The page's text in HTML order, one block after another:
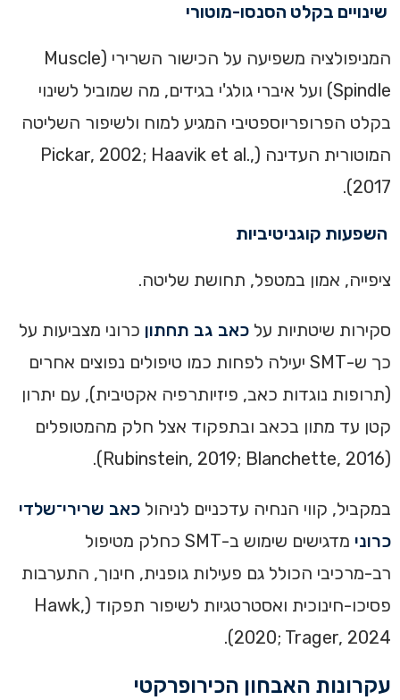
שינויים בקלט הסנסו-מוטורי
המניפולציה משפיעה על הכישור השרירי (Muscle
Spindle) ועל איברי גולג'י בגידים, מה שמוביל לשינוי
בקלט הפרופריוספטיבי המגיע למוח ולשיפור השליטה
המוטורית העדינה (Pickar, 2002; Haavik et al.,
2017).
השפעות קוגניטיביות
ציפייה, אמון במטפל, תחושת שליטה.
סקירות שיטתיות על כאב גב תחתון כרוני מצביעות על
כך ש-SMT יעילה לפחות כמו טיפולים נפוצים אחרים
(תרופות נוגדות כאב, פיזיותרפיה אקטיבית), עם יתרון
קטן עד מתון בכאב ובתפקוד אצל חלק מהמטופלים
(Rubinstein, 2019; Blanchette, 2016).
במקביל, קווי הנחיה עדכניים לניהול כאב שרירי־שלדי
כרוני
מדגישים שימוש ב-SMT כחלק מטיפול
רב-מרכיבי הכולל גם פעילות גופנית, חינוך, התערבות
פסיכו-חינוכית ואסטרטגיות לשיפור תפקוד (Hawk,
2020; Trager, 2024).
עקרונות האבחון הכירופרקטי